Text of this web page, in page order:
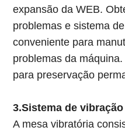
expansão da WEB.
problemas e sistema
conveniente para
problemas da
para preservação
3.Sistema de
A mesa vibratória